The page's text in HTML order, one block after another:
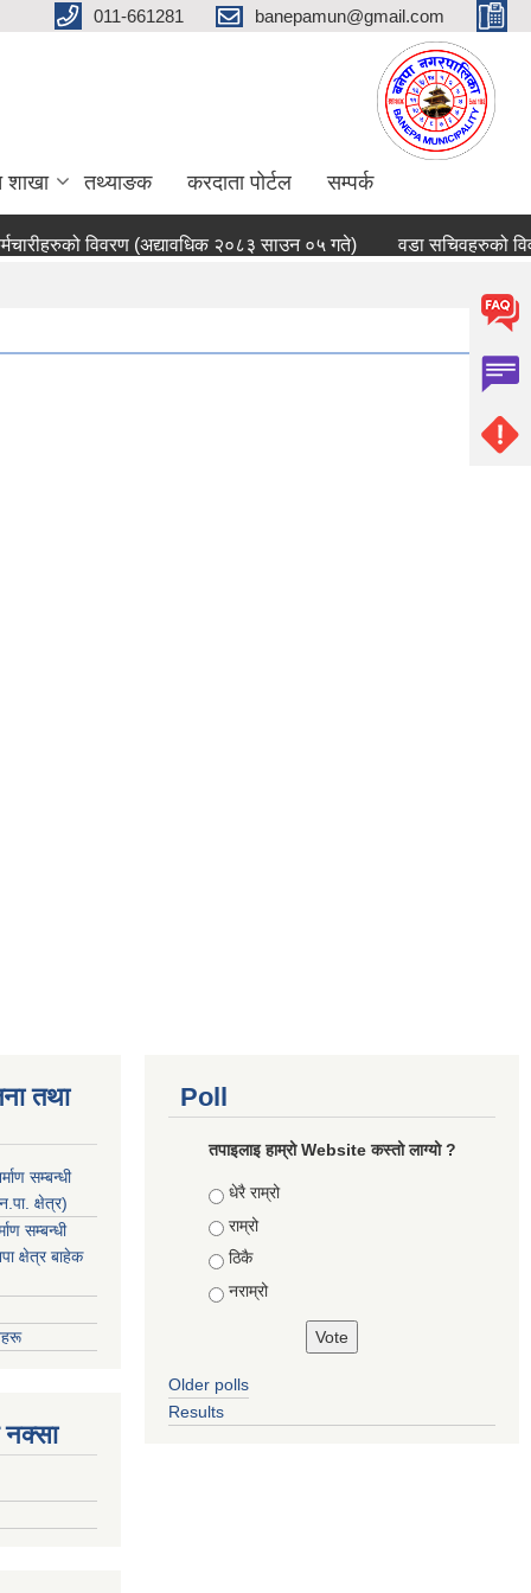
011-661281 banepamun@gmail.com
शाखा तथ्याङक करदाता पोर्टल सम्पर्क
विवरण (अद्यावधिक २०८३ साउन ०५ गते) वडा सचिवहरुको
तथा
सम्बन्धी
क्षेत्र)
सम्बन्धी
क्षेत्र बाहेक
नक्सा
Poll
तपाइलाइ हाम्रो Website कस्तो लाग्यो ?
Choices
धेरै राम्रो
राम्रो
ठिकै
नराम्रो
Older polls
Results